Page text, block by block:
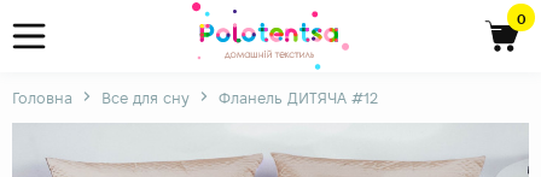
0
Головна Все для сну Фланель ДИТЯЧА #12